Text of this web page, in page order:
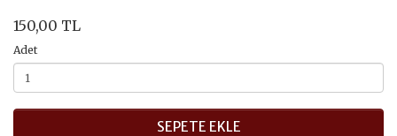
150,00 TL
Adet
SEPETE EKLE